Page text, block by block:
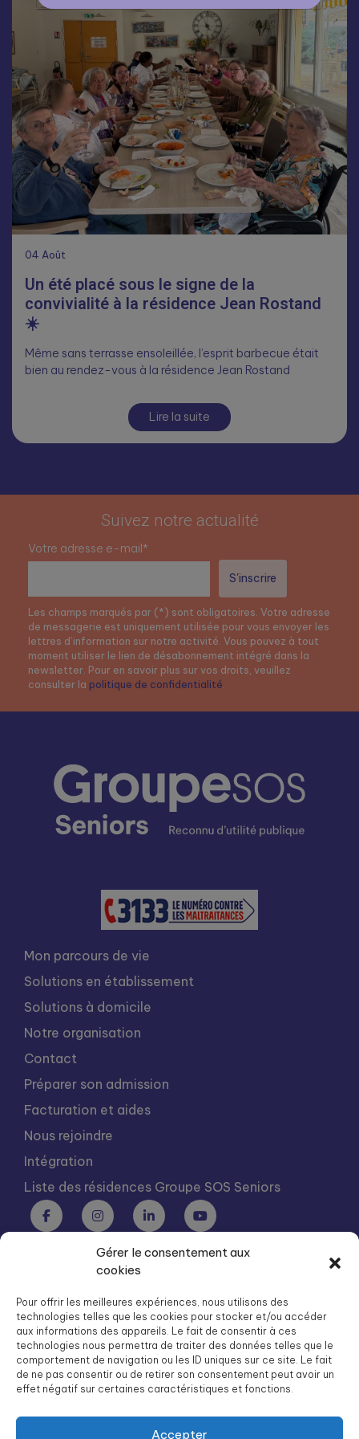
Gérer le consentement aux
cookies
Pour offrir les meilleures expériences, nous utilisons des
technologies telles que les cookies pour stocker et/ou accéder
aux informations des appareils. Le fait de consentir à ces
technologies nous permettra de traiter des données telles que le
comportement de navigation ou les ID uniques sur ce site. Le fait
de ne pas consentir ou de retirer son consentement peut avoir un
effet négatif sur certaines caractéristiques et fonctions.
Accepter
04 Août
Un été placé sous le signe de la
convivialité à la résidence Jean Rostand
☀️
Même sans terrasse ensoleillée, l’esprit barbecue était
bien au rendez-vous à la résidence Jean Rostand
Lire la suite
Suivez notre actualité
Votre adresse e-mail*
Les champs marqués par (*) sont obligatoires. Votre adresse
de messagerie est uniquement utilisée pour vous envoyer les
lettres d’information sur notre activité. Vous pouvez à tout
moment utiliser le lien de désabonnement intégré dans la
newsletter. Pour en savoir plus sur vos droits, veuillez
consulter la politique de confidentialité
Mon parcours de vie
Solutions en établissement
Solutions à domicile
Notre organisation
Contact
Préparer son admission
Facturation et aides
Nous rejoindre
Intégration
Liste des résidences Groupe SOS Seniors
Groupe SOS Seniors est une association du Groupe SOS
dg.seniors@groupe-sos.org
ARPAVIE est une association du Groupe SOS